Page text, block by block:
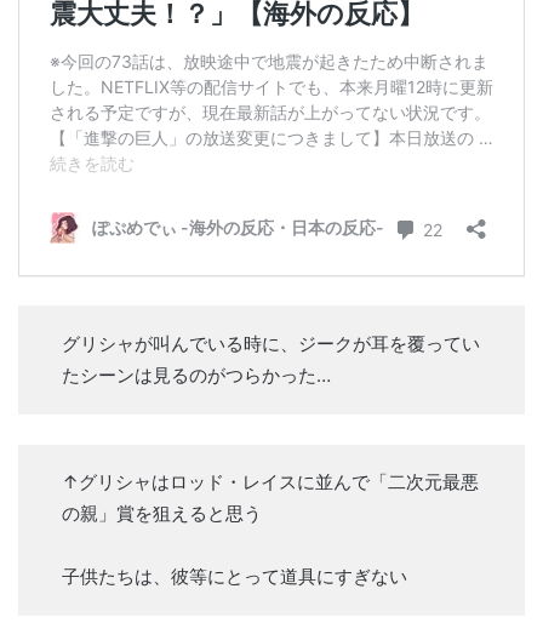
グリシャが叫んでいる時に、ジークが耳を覆ってい
たシーンは見るのがつらかった…
↑グリシャはロッド・レイスに並んで「二次元最悪
の親」賞を狙えると思う
子供たちは、彼等にとって道具にすぎない